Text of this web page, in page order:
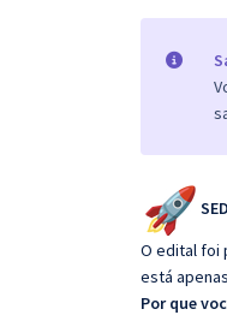
O edital foi
está
Por que